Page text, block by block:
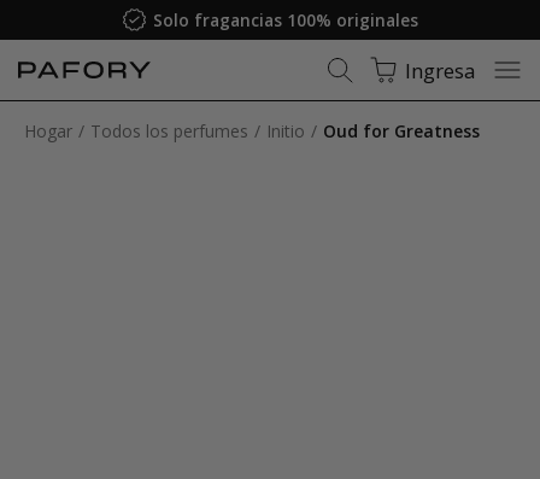
Solo fragancias 100% originales
Ingresa
Hogar Todos los perfumes Initio Oud for Greatness